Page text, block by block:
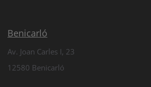
Benicarló
Av. Joan Carles I, 23
12580 Benicarló